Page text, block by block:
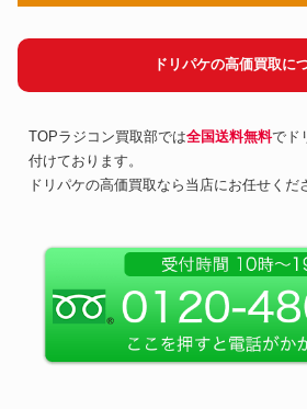
ドリパケの高価買取に
TOPラジコン買取部では全国送料無料でド
付けております。
ドリパケの高価買取なら当店にお任せくだ